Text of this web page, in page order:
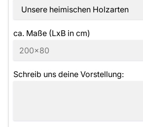
ca. Maße (LxB in cm)
Schreib uns deine Vorstellung: